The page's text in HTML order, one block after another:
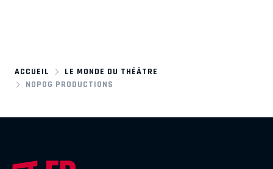
ACCUEIL
LE MONDE DU THÉÂTRE
NOPOG PRODUCTIONS